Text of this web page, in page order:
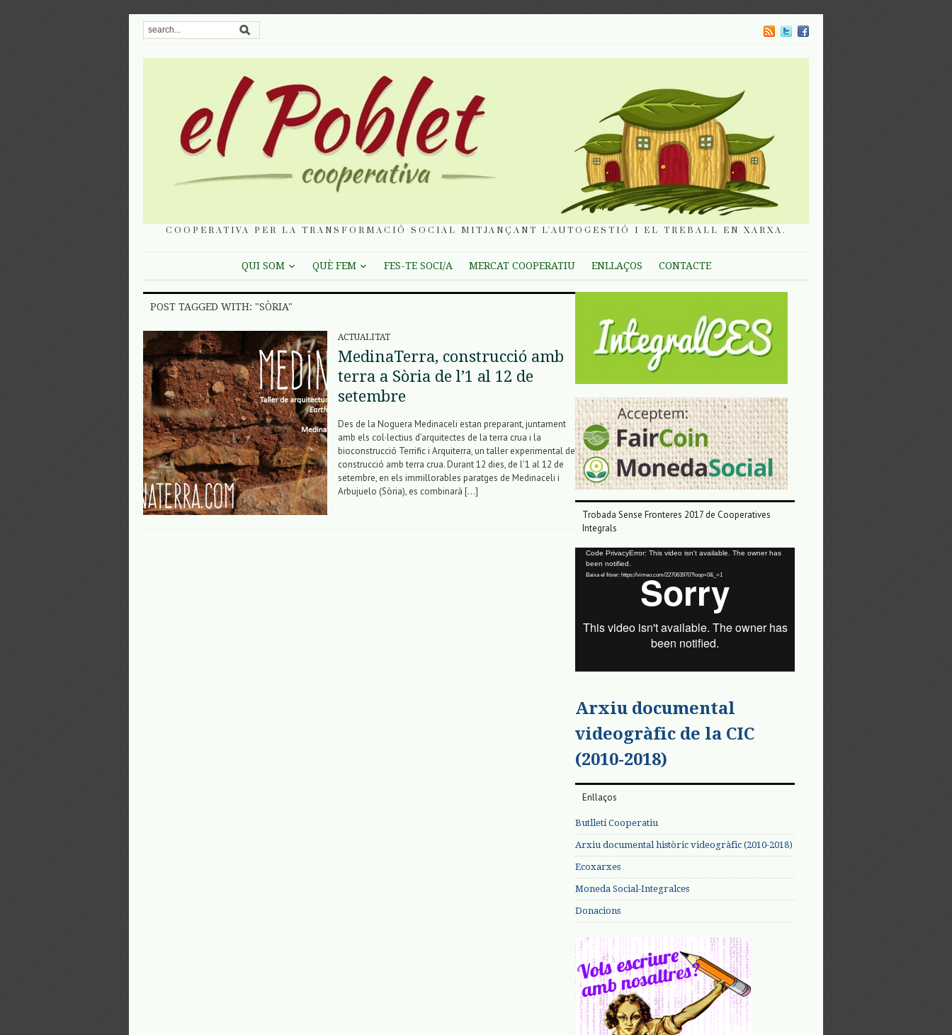
COOPERATIVA PER LA TRANSFORMACIÓ SOCIAL MITJANÇANT L'AUTOGESTIÓ I EL TREBALL EN XARXA.
QUI SOM QUÈ FEM FES-TE SOCI/A MERCAT COOPERATIU ENLLAÇOS CONTACTE
POST TAGGED WITH: "SÒRIA"
ACTUALITAT
MedinaTerra, construcció amb
terra a Sòria de l’1 al 12 de
setembre
Des de la Noguera Medinaceli estan preparant, juntament
amb els col·lectius d’arquitectes de la terra crua i la
bioconstrucció Terrific i Arquiterra, un taller experimental de
construcció amb terra crua. Durant 12 dies, de l’1 al 12 de
setembre, en els immillorables paratges de Medinaceli i
Arbujuelo (Sòria), es combinarà […]
Trobada Sense Fronteres 2017 de Cooperatives
Integrals
Reproductor
vídeo
Code PrivacyError: This video isn't available. The owner has
been notified.
Baixa el fitxer: https://vimeo.com/227063970?loop=0&_=1
Arxiu documental
videogràfic de la CIC
(2010-2018)
Enllaços
Butlletí Cooperatiu
Arxiu documental històric videogràfic (2010-2018)
Ecoxarxes
Moneda Social-Integralces
Donacions